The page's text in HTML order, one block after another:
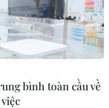
bình toàn cầu về